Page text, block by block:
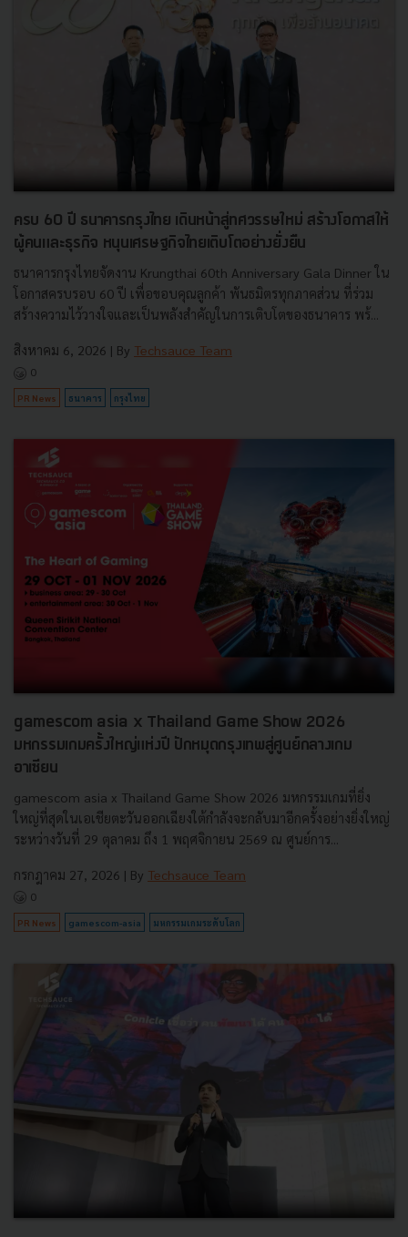
ครบ 60 ปี ธนาคารกรุงไทย เดินหน้าสู่ทศวรรษใหม่ สร้างโอกาสให้
ผู้คนและธุรกิจ หนุนเศรษฐกิจไทยเติบโตอย่างยั่งยืน
ธนาคารกรุงไทยจัดงาน Krungthai 60th Anniversary Gala Dinner ใน
โอกาสครบรอบ 60 ปี เพื่อขอบคุณลูกค้า พันธมิตรทุกภาคส่วน ที่ร่วม
สร้างความไว้วางใจและเป็นพลังสำคัญในการเติบโตของธนาคาร พร้...
สิงหาคม 6, 2026 | By Techsauce Team
0
PR News ธนาคาร กรุงไทย
gamescom asia x Thailand Game Show 2026
มหกรรมเกมครั้งใหญ่แห่งปี ปักหมุดกรุงเทพสู่ศูนย์กลางเกม
อาเซียน
gamescom asia x Thailand Game Show 2026 มหกรรมเกมที่ยิ่ง
ใหญ่ที่สุดในเอเชียตะวันออกเฉียงใต้กำลังจะกลับมาอีกครั้งอย่างยิ่งใหญ่
ระหว่างวันที่ 29 ตุลาคม ถึง 1 พฤศจิกายน 2569 ณ ศูนย์การ...
กรกฎาคม 27, 2026 | By Techsauce Team
0
PR News gamescom-asia มหกรรมเกมระดับโลก